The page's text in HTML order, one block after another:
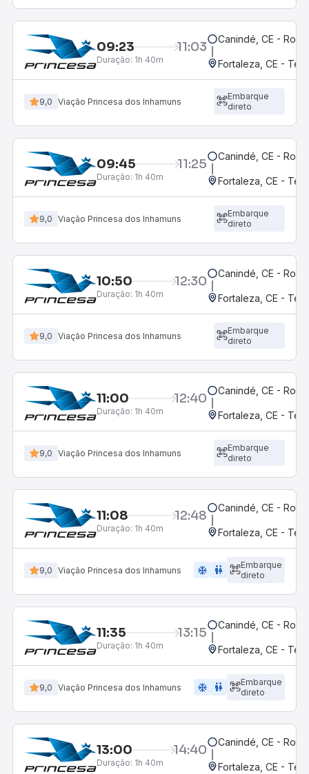
09:23 11:03
Duração: 1h 40m
Canindé, CE -
Fortaleza, CE -
9,0 Viação Princesa dos Inhamuns
Embarque
direto
09:45 11:25
Duração: 1h 40m
Canindé, CE -
Fortaleza, CE -
9,0 Viação Princesa dos Inhamuns
Embarque
direto
10:50 12:30
Duração: 1h 40m
Canindé, CE -
Fortaleza, CE -
9,0 Viação Princesa dos Inhamuns
Embarque
direto
11:00 12:40
Duração: 1h 40m
Canindé, CE -
Fortaleza, CE -
9,0 Viação Princesa dos Inhamuns
Embarque
direto
11:08 12:48
Duração: 1h 40m
Canindé, CE -
Fortaleza, CE -
9,0 Viação Princesa dos Inhamuns ac_unit wc
Embarque
direto
11:35 13:15
Duração: 1h 40m
Canindé, CE -
Fortaleza, CE -
9,0 Viação Princesa dos Inhamuns ac_unit wc
Embarque
direto
13:00 14:40
Duração: 1h 40m
Canindé, CE -
Fortaleza, CE -